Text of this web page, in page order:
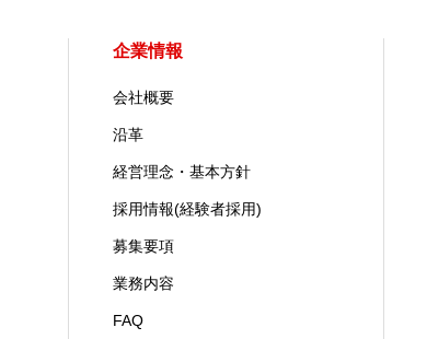
企業情報
会社概要
沿革
経営理念・基本方針
採用情報(経験者採用)
募集要項
業務内容
FAQ